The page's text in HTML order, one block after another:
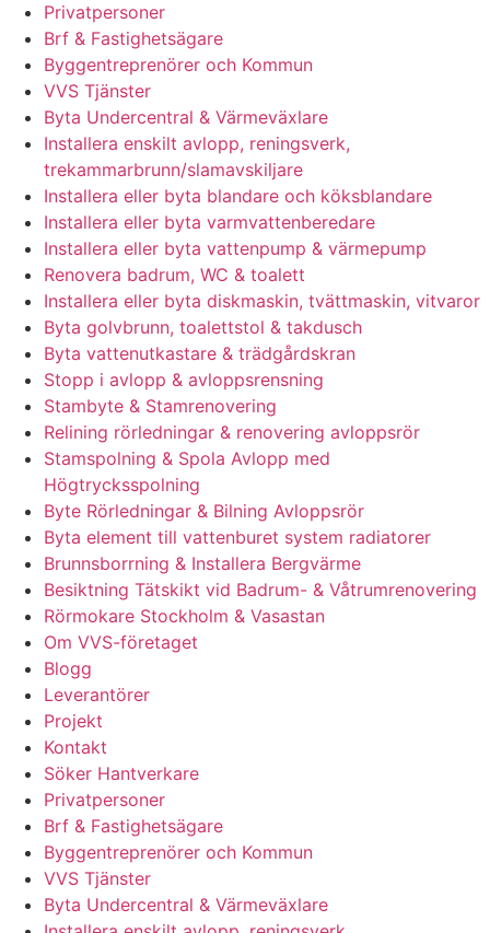
Privatpersoner
Brf & Fastighetsägare
Byggentreprenörer och Kommun
VVS Tjänster
Byta Undercentral & Värmeväxlare
Installera enskilt avlopp, reningsverk,
trekammarbrunn/slamavskiljare
Installera eller byta blandare och köksblandare
Installera eller byta varmvattenberedare
Installera eller byta vattenpump & värmepump
Renovera badrum, WC & toalett
Installera eller byta diskmaskin, tvättmaskin, vitvaror
Byta golvbrunn, toalettstol & takdusch
Byta vattenutkastare & trädgårdskran
Stopp i avlopp & avloppsrensning
Stambyte & Stamrenovering
Relining rörledningar & renovering avloppsrör
Stamspolning & Spola Avlopp med
Högtrycksspolning
Byte Rörledningar & Bilning Avloppsrör
Byta element till vattenburet system radiatorer
Brunnsborrning & Installera Bergvärme
Besiktning Tätskikt vid Badrum- & Våtrumrenovering
Rörmokare Stockholm & Vasastan
Om VVS-företaget
Blogg
Leverantörer
Projekt
Kontakt
Söker Hantverkare
Privatpersoner
Brf & Fastighetsägare
Byggentreprenörer och Kommun
VVS Tjänster
Byta Undercentral & Värmeväxlare